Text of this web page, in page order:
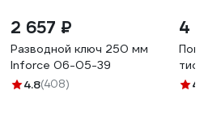
2 657 ₽
Разводной ключ 250 мм
Inforce 06-05-39
4.8(408)
4
тиски
4.9